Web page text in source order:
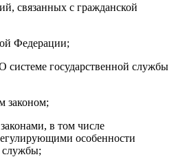
связанных с гражданской
Федерации;
системе государственной службы
законом;
в том числе
особенности
службы;